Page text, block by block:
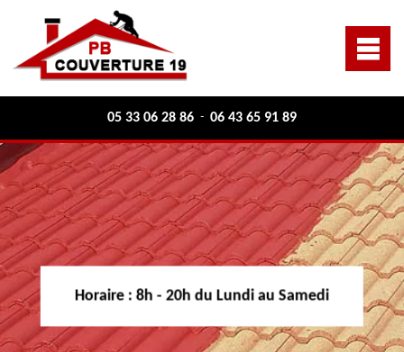
05 33 06 28 86 - 06 43 65 91 89
Horaire : 8h - 20h du Lundi au Samedi